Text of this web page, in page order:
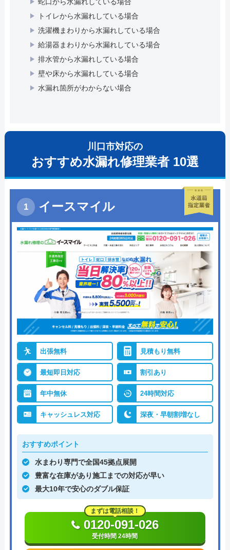
蛇口から水漏れしている場合
トイレから水漏れしている場合
洗濯機まわりから水漏れしている場合
給湯器まわりから水漏れしている場合
排水管から水漏れしている場合
壁や床から水漏れしている場合
水漏れ箇所がわからない場合
川口市対応の
おすすめ水漏れ修理業者 10選
イースマイル
出張無料 見積もり無料
最短即日対応 割引あり
年中無休 24時間対応
キャッシュレス対応 深夜・早朝割増なし
おすすめポイント
水まわり専門で全国45拠点展開
豊富な在庫があり施工までの対応が早い
最大10年で安心のダブル保証
まずは電話相談！
0120-091-026
受付時間 24時間